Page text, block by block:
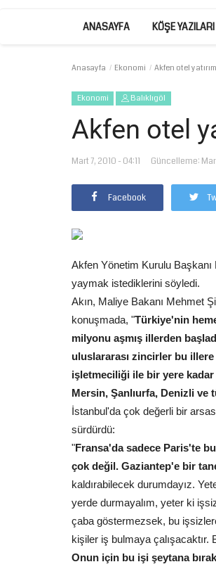
ANASAYFA KÖŞE YAZILARI
Anasayfa Ekonomi Akfen otel
Ekonomi Balıklıgöl
Akfen otel
Mart 7, 2010 - 04:11 Güncelleme:
Facebook
Akfen Yönetim Kurulu Başkanı
yaymak istediklerini söyledi.
Akın, Maliye Bakanı Mehmet
konuşmada, "Türkiye'nin
milyonu aşmış illerden
uluslararası zincirler bu
işletmeciliği ile bir yere
Mersin, Şanlıurfa, Denizli ve
İstanbul'da çok değerli bir
sürdürdü:
"Fransa'da sadece Paris'te
çok değil. Gaziantep'e bir
kaldırabilecek durumdayız.
yerde durmayalım, yeter ki
çaba göstermezsek, bu
kişiler iş bulmaya çalışacaktır.
Onun için bu işi şeytana